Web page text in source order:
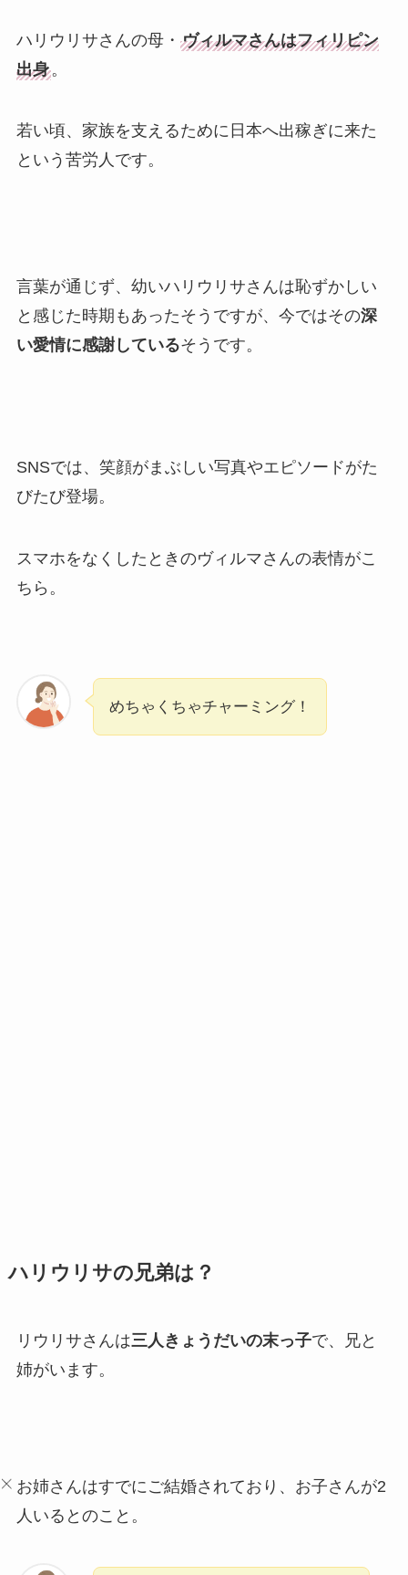
ハリウリサさんの母・ ヴィルマさんはフィリピン
出身。
若い頃、家族を支えるために日本へ出稼ぎに来た
という苦労人です。
言葉が通じず、幼いハリウリサさんは恥ずかしい
と感じた時期もあったそうですが、今ではその深
い愛情に感謝しているそうです。
SNSでは、笑顔がまぶしい写真やエピソードがた
びたび登場。
スマホをなくしたときのヴィルマさんの表情がこ
ちら。
めちゃくちゃチャーミング！
ハリウリサの兄弟は？
リウリサさんは三人きょうだいの末っ子で、兄と
姉がいます。
お姉さんはすでにご結婚されており、お子さんが2
人いるとのこと。